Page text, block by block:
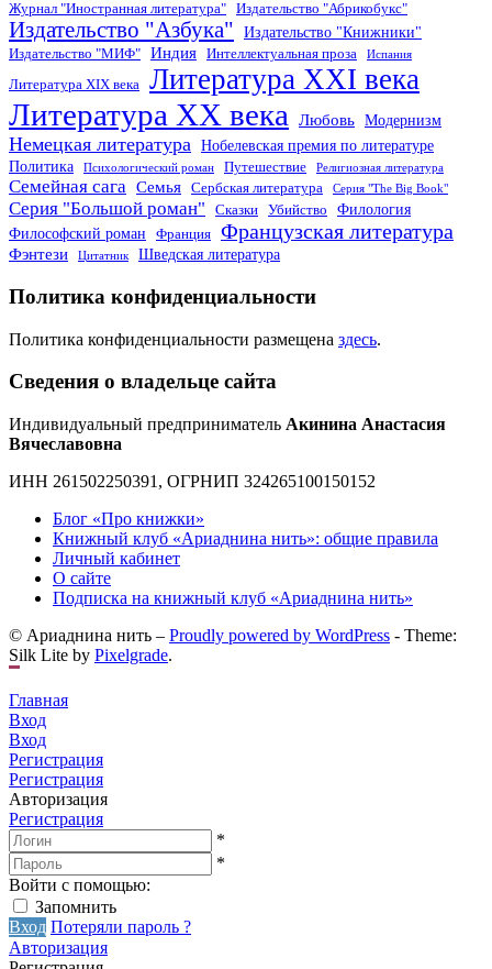
Журнал "Иностранная литература"
Издательство "Абрикобукс"
Издательство "Азбука" Издательство "Книжники"
Издательство "МИФ" Индия Интеллектуальная проза Испания
Литература XIX века Литература XXI века
Литература XX века Любовь Модернизм
Немецкая литература Нобелевская премия по литературе
Политика
Психологический роман Путешествие Религиозная литература
Семейная сага Семья Сербская литература Серия "The Big Book"
Серия "Большой роман" Сказки Убийство
Филология
Философский роман
Франция Французская литература
Фэнтези Цитатник Шведская литература
Политика конфиденциальности
Политика конфиденциальности размещена здесь.
Сведения о владельце сайта
Индивидуальный предприниматель Акинина Анастасия
Вячеславовна
ИНН 261502250391, ОГРНИП 324265100150152
Блог «Про книжки»
Книжный клуб «Ариаднина нить»: общие правила
Личный кабинет
О сайте
Подписка на книжный клуб «Ариаднина нить»
© Ариаднина нить – Proudly powered by WordPress - Theme:
Silk Lite by Pixelgrade.
Главная
Вход
Вход
Регистрация
Регистрация
Авторизация
Регистрация
*
*
Войти с помощью:
Запомнить
Вход Потеряли пароль ?
Авторизация